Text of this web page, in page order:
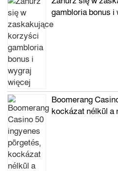
gambloria bonus i
Boomerang
kockázat nélkül a